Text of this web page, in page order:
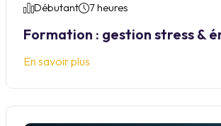
Débutant 7 heures
Formation : gestion stress &
En savoir plus